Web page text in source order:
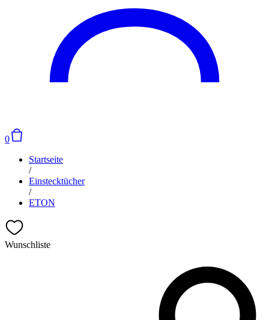
0
Startseite
/
Einstecktücher
/
ETON
Wunschliste